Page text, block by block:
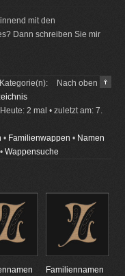
mit den
Dann schreiben Sie mir
Nach oben
2 mal • zuletzt am: 7.
• Familienwappen • Namen
• Wappensuche
Familiennamen